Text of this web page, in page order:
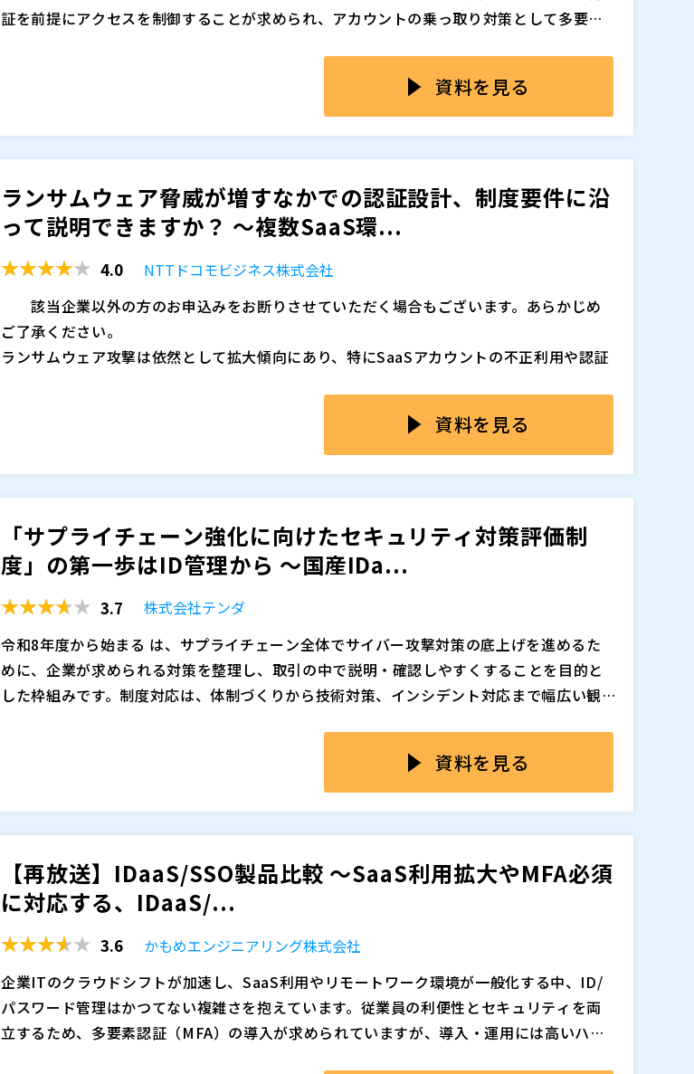
証を前提にアクセスを制御することが求められ、アカウントの乗っ取り対策として多要素
プリごとに認証方式がばらつくと、利用者体験は悪化し、情シス側の運用負荷も増大しま
す。 結果として「重要システムほど強く守りたいのに、例外対応が増えて統制できない」
しくなり、セキュリティ事故のリスクが高まります。
本セミナーでは、Evidianを活用し、端末ベースのMFAとSSOを組み合わせて認証を統一し
整理したうえで、優先度の高い領域から段階的に適用範囲を広げる設計を紹介します。 既
存環境を活かしながら、無理のない導入ステップで統制を強めたい情シス管理職の方に向
株式会社インテリジェントウェイブ（）
株式会社オープンソース活用研究所（）
※共催、協賛、協力、講演企業は将来的に追加、削除される可能性があります。
資料を見る
ランサムウェア脅威が増すなかでの認証設計、制度要件に沿
って説明できますか？ ～複数SaaS環...
4.0
NTTドコモビジネス株式会社
該当企業以外の方のお申込みをお断りさせていただく場合もございます。あらかじめ
ご了承ください。
ランサムウェア攻撃は依然として拡大傾向にあり、特にSaaSアカウントの不正利用や認証
さらに、SCS評価制度への対応が求められるなか、「自社の認証統制は制度審査に耐えう
るのか」「漏れなく説明できる状態か」と問われた際、明確な根拠を示せる企業は決して
に★3要件を意識すると、以下のような論点が浮かび上がります。
・認証が全社横断で統一されているか ・退職者・異動者のアカウント管理が適切に行われ
M365など一部SaaSではMFAを有効化していても、他SaaSが未統一のままでは統制として
不十分となる可能性があります。また、Excel管理や手動削除では「やっている」ことと
「証明できる」ことは同義ではありません。
本セミナーでは、SCS評価制度の観点から、なぜIDaaSによる一元管理が現実的な解となる
後半では、docomo business RINK IDaaSの機能概要に加え、昨年12月にリリースされた
・SSO／MFA統合による認証の一元化 ・AD／Entra連携によるID統合 ・IDライフサイク
ル管理による削除漏れ防止 ・8,500以上のSaaS対応と段階導入の考え方
さらに、SCS評価制度★3要件との対応関係を整理し、実際のユースケースを交えながら、
「どのように整備を進めれば制度審査で説明できる状態に持っていけるのか」を具体的に
解説します。
単なる製品紹介にとどまらず、自社構成を前提に認証統制をどう整えるか、その検討の起
点を持ち帰っていただける内容です。
認証統制の見直しを検討している方 ・退職者削除漏れや権限棚卸に不安を感じている方 ・
IDaaS導入を検討中だが、費用対効果や運用負荷で判断が止まっている方 ・経営層や監査
部門に対し、認証設計の妥当性を説明する立場の方
昨今のランサムウェア攻撃による被害動向 SCS評
資料を見る
「サプライチェーン強化に向けたセキュリティ対策評価制
度」の第一歩はID管理から 〜国産IDa...
3.7
株式会社テンダ
令和8年度から始まる は、サプライチェーン全体でサイバー攻撃対策の底上げを進めるた
めに、企業が求められる対策を整理し、取引の中で説明・確認しやすくすることを目的と
した枠組みです。制度対応は、体制づくりから技術対策、インシデント対応まで幅広い観
璧にするのは現実的ではありません。そこで初動として取り組みやすく、かつ後続の対策
にもつながりやすいのが、攻撃への備えと検知に直結する“入口対策”です。ID管理と認
本セミナーでは、制度対応の第一歩として取り組みやすいに絞り、IDaaSでID管理・認
素認証（MFA）による認証強化に加え、IP制限や端末証明書を用いた端末制限などのアク
セス制限を組み合わせて、クラウド利用の入口をシンプルに一元化する方法を紹介します。
さらに、国産ならではの手厚いサポートと無料トライアルの活用も前提に、制度対応とし
て説明しやすい入口対策を現実的に進めるポイントをお伝えします。
株式会社テンダ（ ）
株式会社インターナショナルシステムリサーチ（
株式会社オープンソース活用研究所（
マジセミ株式会社（
）
※共催、協賛、協力、講演企業は将来的に追加、削除される可能性があります。
資料を見る
【再放送】IDaaS/SSO製品比較 ～SaaS利用拡大やMFA必須
に対応する、IDaaS/...
3.6
かもめエンジニアリング株式会社
企業ITのクラウドシフトが加速し、SaaS利用やリモートワーク環境が一般化する中、ID/
パスワード管理はかつてない複雑さを抱えています。従業員の利便性とセキュリティを両
立するため、多要素認証（MFA）の導入が求められていますが、導入・運用には高いハー